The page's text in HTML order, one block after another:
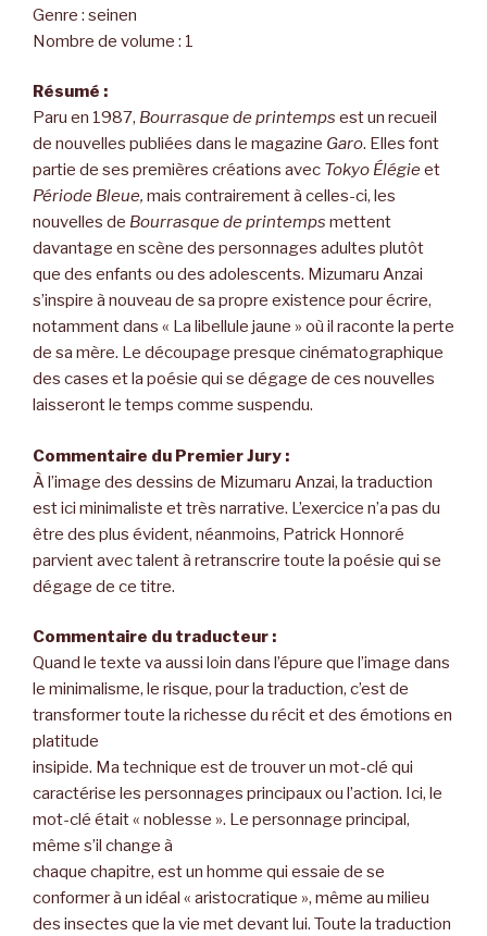
Genre : seinen
Nombre de volume : 1
Résumé :
Paru en 1987, Bourrasque de printemps est un recueil
de nouvelles publiées dans le magazine Garo. Elles font
partie de ses premières créations avec Tokyo Élégieet
Période Bleue, mais contrairement à celles-ci, les
nouvelles de Bourrasque de printemps mettent
davantage en scène des personnages adultes plutôt
que des enfants ou des adolescents. Mizumaru Anzai
s’inspire à nouveau de sa propre existence pour écrire,
notamment dans « La libellule jaune » où il raconte la perte
de sa mère. Le découpage presque cinématographique
des cases et la poésie qui se dégage de ces nouvelles
laisseront le temps comme suspendu.
Commentaire du Premier Jury :
À l’image des dessins de Mizumaru Anzai, la traduction
est ici minimaliste et très narrative. L’exercice n’a pas du
être des plus évident, néanmoins, Patrick Honnoré
parvient avec talent à retranscrire toute la poésie qui se
dégage de ce titre.
Commentaire du traducteur :
Quand le texte va aussi loin dans l’épure que l’image dans
le minimalisme, le risque, pour la traduction, c’est de
transformer toute la richesse du récit et des émotions en
platitude
insipide. Ma technique est de trouver un mot-clé qui
caractérise les personnages principaux ou l’action. Ici, le
mot-clé était « noblesse ». Le personnage principal,
même s’il change à
chaque chapitre, est un homme qui essaie de se
conformer à un idéal « aristocratique », même au milieu
des insectes que la vie met devant lui. Toute la traduction